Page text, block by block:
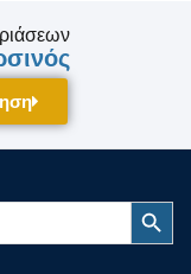
Τον Σεπτέμβριο Στην
Search Button